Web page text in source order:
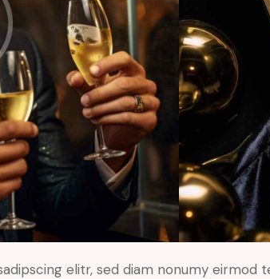
elitr, sed diam nonumy eirmod